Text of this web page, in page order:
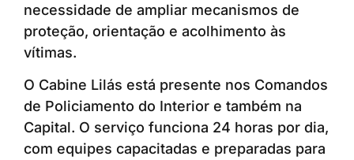
necessidade de ampliar mecanismos de
proteção, orientação e acolhimento às
vítimas.
O Cabine Lilás está presente nos Comandos
de Policiamento do Interior e também na
Capital. O serviço funciona 24 horas por dia,
com equipes capacitadas e preparadas para